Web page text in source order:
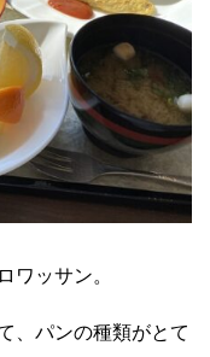
ワッサン。
、パンの種類がとて